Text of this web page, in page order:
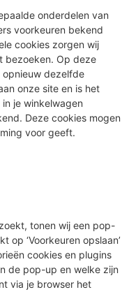
onderdelen van
voorkeuren bekend
cookies zorgen wij
bezoeken. Op deze
opnieuw dezelfde
onze site en is het
je winkelwagen
Deze cookies mogen
voor geeft.
tonen wij een pop-
op ‘Voorkeuren opslaan’
cookies en plugins
de pop-up en welke zijn
via je browser het